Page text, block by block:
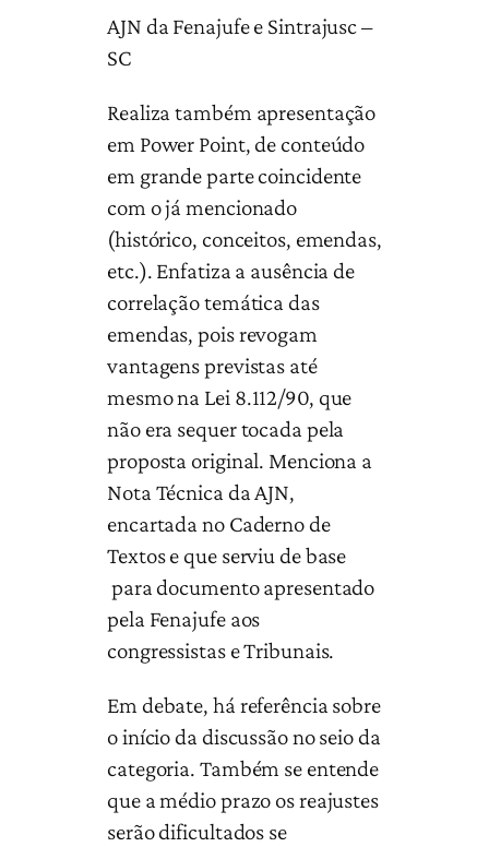
AJN da Fenajufe e Sintrajusc –
SC
Realiza também apresentação
em Power Point, de conteúdo
em grande parte coincidente
com o já mencionado
(histórico, conceitos, emendas,
etc.). Enfatiza a ausência de
correlação temática das
emendas, pois revogam
vantagens previstas até
mesmo na Lei 8.112/90, que
não era sequer tocada pela
proposta original. Menciona a
Nota Técnica da AJN,
encartada no Caderno de
Textos e que serviu de base
para documento apresentado
pela Fenajufe aos
congressistas e Tribunais.
Em debate, há referência sobre
o início da discussão no seio da
categoria. Também se entende
que a médio prazo os reajustes
serão dificultados se